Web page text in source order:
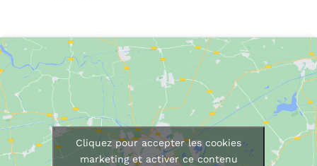
Cliquez pour accepter les cookies
marketing et activer ce contenu